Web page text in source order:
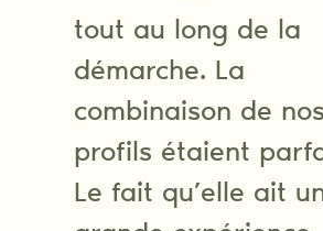
tout au long de la
démarche. La
combinaison de nos
profils étaient
Le fait qu’elle ait